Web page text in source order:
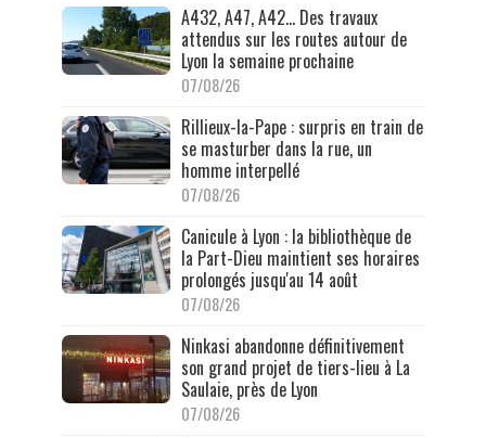
A432, A47, A42… Des travaux
attendus sur les routes autour de
Lyon la semaine prochaine
07/08/26
Rillieux-la-Pape : surpris en train de
se masturber dans la rue, un
homme interpellé
07/08/26
Canicule à Lyon : la bibliothèque de
la Part-Dieu maintient ses horaires
prolongés jusqu'au 14 août
07/08/26
Ninkasi abandonne définitivement
son grand projet de tiers-lieu à La
Saulaie, près de Lyon
07/08/26